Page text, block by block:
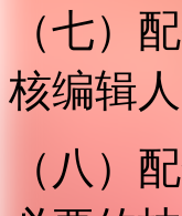
（七）
核编辑
（八）